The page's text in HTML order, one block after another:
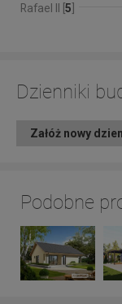
Rafael II [ 5
Dzienniki
Załóż nowy
Podobne